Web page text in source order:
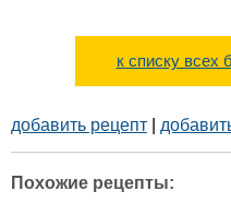
к списку всех
добавить рецепт
Похожие рецепты: